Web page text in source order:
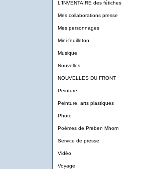
L'INVENTAIRE des fétiches
Mes collaborations presse
Mes personnages
Mini-feuilleton
Musique
Nouvelles
NOUVELLES DU FRONT
Peinture
Peinture, arts plastiques
Photo
Poèmes de Preben Mhorn
Service de presse
Vidéo
Voyage